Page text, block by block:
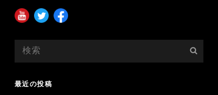
最近の投稿